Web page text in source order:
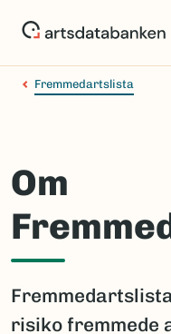
Fremmedartslista
Om
risiko fremmede